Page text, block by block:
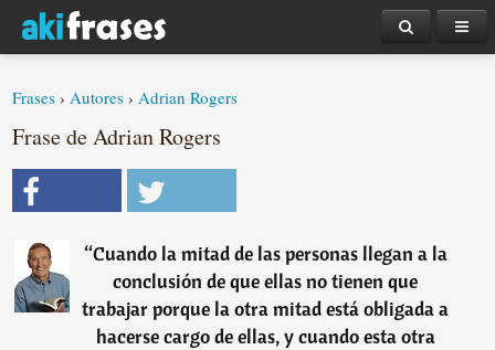
Frases ›Autores ›Adrian Rogers
Frase de Adrian Rogers
“Cuando la mitad de las personas llegan a la
conclusión de que ellas no tienen que
trabajar porque la otra mitad está obligada a
hacerse cargo de ellas, y cuando esta otra